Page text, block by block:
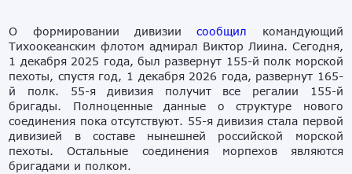
О формировании дивизиисообщил командующий
Тихоокеанским флотом адмирал Виктор Лиина. Сегодня,
1 декабря 2025 года, был развернут 155-й полк морской
пехоты, спустя год, 1 декабря 2026 года, развернут 165-
й полк. 55-я дивизия получит все регалии 155-й
бригады. Полноценные данные о структуре нового
соединения пока отсутствуют. 55-я дивизия стала первой
дивизией в составе нынешней российской морской
пехоты. Остальные соединения морпехов являются
бригадами и полком.